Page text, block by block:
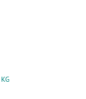
KG